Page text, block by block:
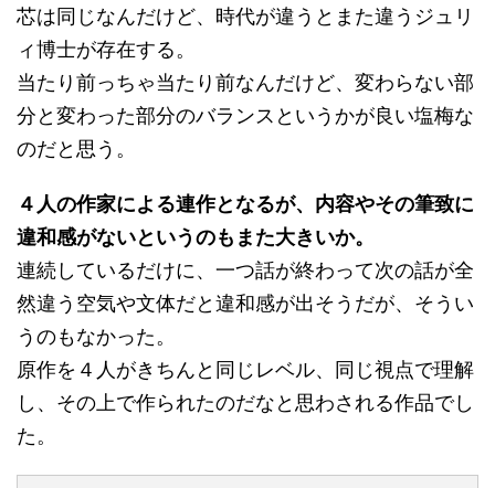
芯は同じなんだけど、時代が違うとまた違うジュリ
ィ博士が存在する。
当たり前っちゃ当たり前なんだけど、変わらない部
分と変わった部分のバランスというかが良い塩梅な
のだと思う。
４人の作家による連作となるが、内容やその筆致に
違和感がないというのもまた大きいか。
連続しているだけに、一つ話が終わって次の話が全
然違う空気や文体だと違和感が出そうだが、そうい
うのもなかった。
原作を４人がきちんと同じレベル、同じ視点で理解
し、その上で作られたのだなと思わされる作品でし
た。